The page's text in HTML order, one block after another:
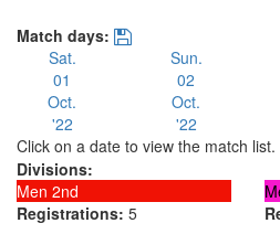
Match days:
Sat.
01
Oct.
'22
Sun.
02
Oct.
'22
Click on a date to view the match list.
Divisions:
Men 2nd
Registrations: 5